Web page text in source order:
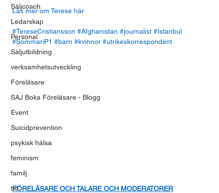
Säljcoach
Ledarskap
Personal
Säljutbildning
verksamhetsutveckling
Föreläsare
SAJ Boka Föreläsare - Blogg
Event
Suicidprevention
psykisk hälsa
feminism
familj
tid
Läs mer om Terese här
#TereseCristiansson #Afghanistan #journalist #Istanbul
#SommariP1 #barn #kvinnor #utrikeskorrespondent
FÖRELÄSARE OCH TALARE OCH MODERATORER